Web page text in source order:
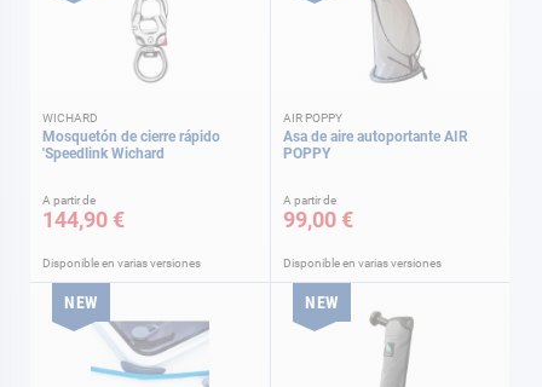
WICHARD
Mosquetón de cierre rápido
'Speedlink Wichard
A partir de
144,90 €
Disponible en varias versiones
AIR POPPY
Asa de aire autoportante AIR
POPPY
A partir de
99,00 €
Disponible en varias versiones
NEW NEW